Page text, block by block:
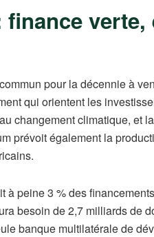
verte,
pour la décennie à
qui orientent les
changement climatique, et
prévoit également la
à peine 3 % des
besoin de 2,7 milliards de
banque multilatérale de